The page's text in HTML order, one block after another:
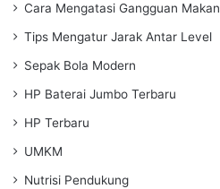
Cara Mengatasi Gangguan Makan
Tips Mengatur Jarak Antar Level
Sepak Bola Modern
HP Baterai Jumbo Terbaru
HP Terbaru
UMKM
Nutrisi Pendukung